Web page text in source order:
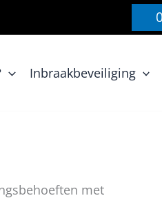
Inbraakbeveiliging
met